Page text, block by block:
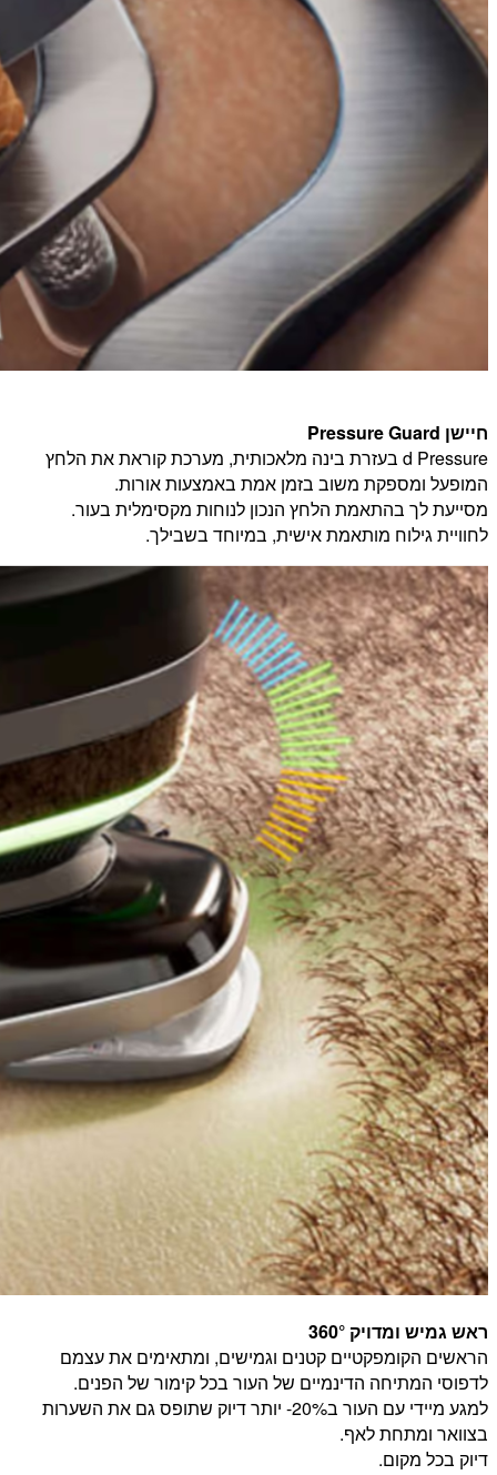
חיישן Pressure Guard
d Pressure בעזרת בינה מלאכותית, מערכת קוראת את הלחץ
המופעל ומספקת משוב בזמן אמת באמצעות אורות.
מסייעת לך בהתאמת הלחץ הנכון לנוחות מקסימלית בעור.
לחוויית גילוח מותאמת אישית, במיוחד בשבילך.
ראש גמיש ומדויק 360°
הראשים הקומפקטיים קטנים וגמישים, ומתאימים את עצמם
לדפוסי המתיחה הדינמיים של העור בכל קימור של הפנים.
למגע מיידי עם העור ב20%- יותר דיוק שתופס גם את השערות
בצוואר ומתחת לאף.
דיוק בכל מקום.